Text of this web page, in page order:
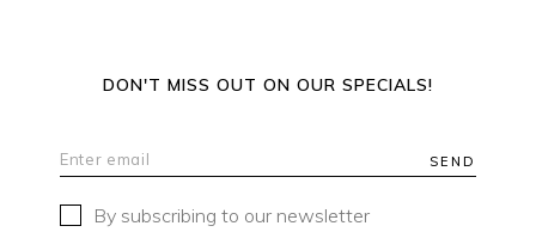
DON'T MISS OUT ON OUR SPECIALS!
SEND
By subscribing to our newsletter